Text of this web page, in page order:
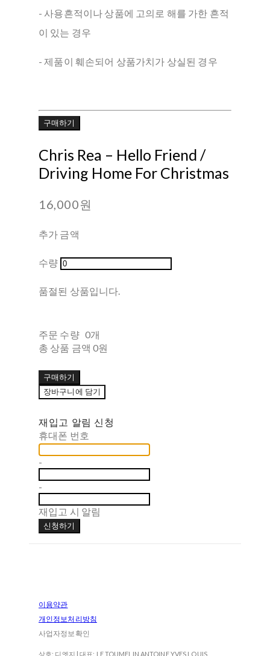
- 사용흔적이나 상품에 고의로 해를 가한 흔적
이 있는 경우
- 제품이 훼손되어 상품가치가 상실된 경우
구매하기
Chris Rea – Hello Friend /
Driving Home For Christmas
16,000원
추가 금액
수량
품절된 상품입니다.
주문 수량 0개
총 상품 금액 0원
구매하기
장바구니에 담기
재입고 알림 신청
휴대폰 번호
-
-
재입고 시 알림
신청하기
이용약관
개인정보처리방침
사업자정보확인
상호: 디엣지 | 대표: LE TOUMELIN ANTOINE YVES LOUIS